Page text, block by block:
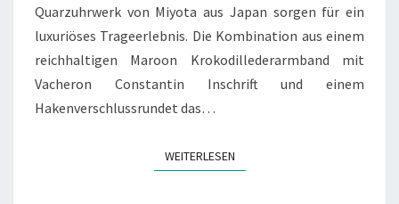
Quarzuhrwerk von Miyota aus Japan sorgen für ein
luxuriöses Trageerlebnis. Die Kombination aus einem
reichhaltigen Maroon Krokodillederarmband mit
Vacheron Constantin Inschrift und einem
Hakenverschlussrundet das…
WEITERLESENWEITERLESEN